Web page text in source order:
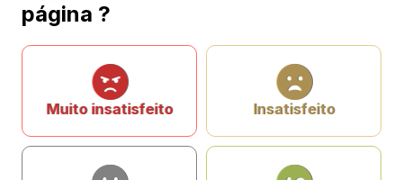
página ?
Muito insatisfeito Insatisfeito